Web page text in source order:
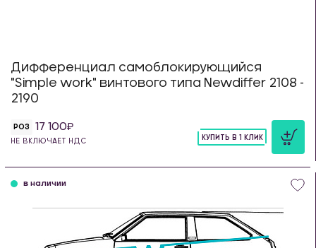
Дифференциал самоблокирующийся
"Simple work" винтового типа Newdiffer 2108 -
2190
РОЗ 17 100
НЕ ВКЛЮЧАЕТ НДС
КУПИТЬ В 1 КЛИК
в наличии